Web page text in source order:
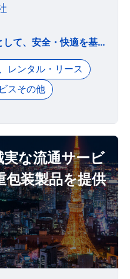
私たちは、京都の玄関口として、安全・快適を基盤に、魅力ある駅ビルを通じて、 全ての人に感動と最良のひとときを提供し、より良い未来へ向けて、地域と共に歩んでいきます。
レンタル・リース
スその他
な流通サービ
装製品を提供